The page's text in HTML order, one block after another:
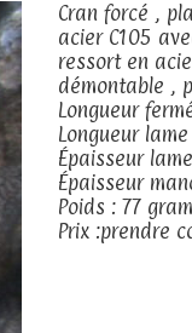
Cran forcé ,
acier C105
ressort en
démontable ,
Longueur
Longueur
Épaisseur
Épaisseur
Poids : 77
Prix :prendre